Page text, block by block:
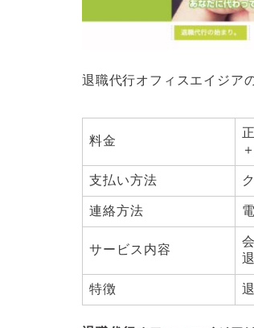
退職代行オフィスエイジア
料金
支払い方法
連絡方法
サービス内容
特徴